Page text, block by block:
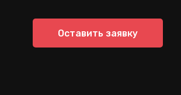
Оставить заявку